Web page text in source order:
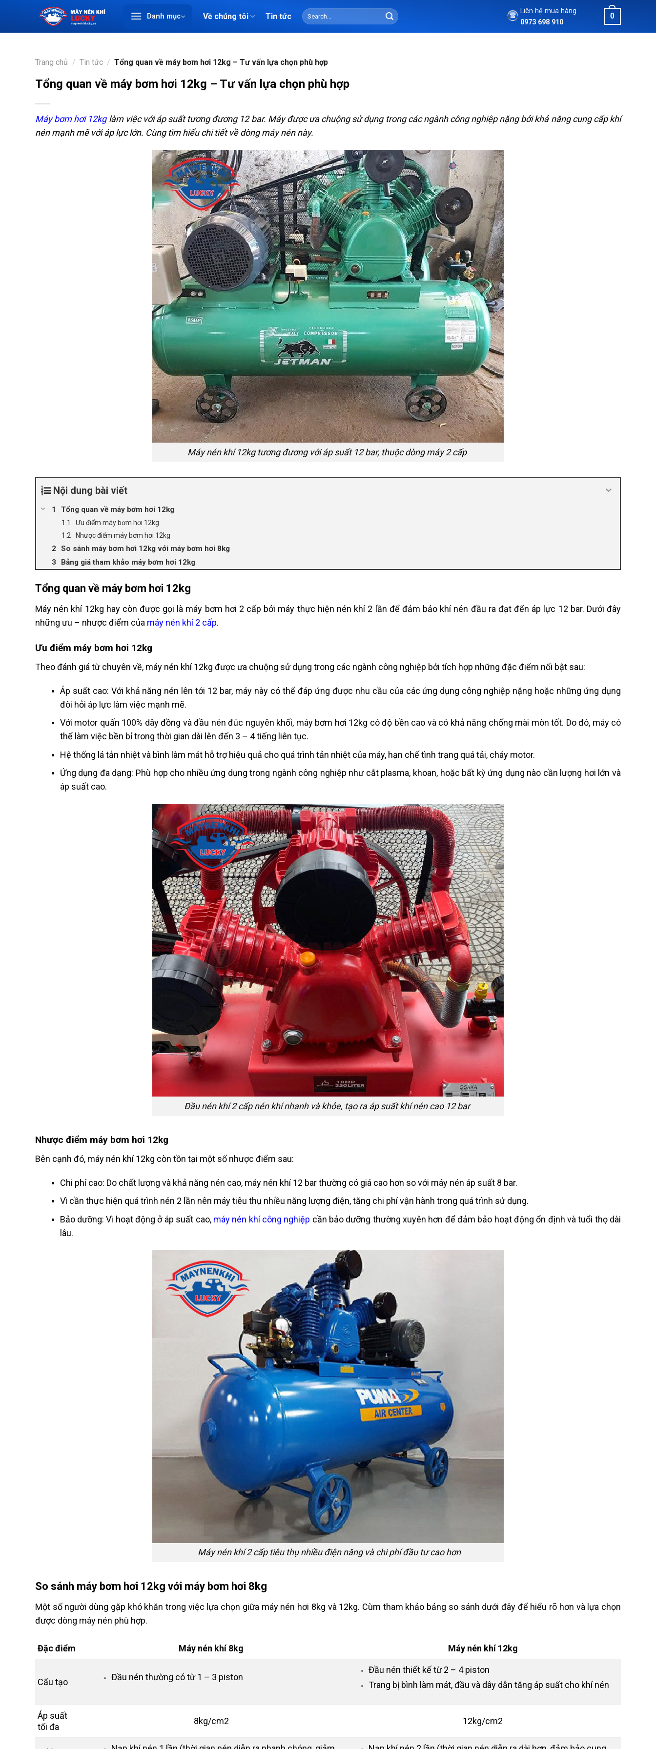
Danh mục Về chúng tôi Tin tức
Search
for:
Liên hệ mua hàng
0973 698 910
0
Trang chủ / Tin tức / Tổng quan về máy bơm hơi 12kg – Tư vấn lựa chọn phù hợp
Tổng quan về máy bơm hơi 12kg – Tư vấn lựa chọn phù hợp
Máy bơm hơi 12kglàm việc với áp suất tương đương 12 bar. Máy được ưa chuộng sử dụng trong các ngành công nghiệp nặng bởi khả năng cung cấp khí
nén mạnh mẽ với áp lực lớn. Cùng tìm hiểu chi tiết về dòng máy nén này.
Máy nén khí 12kg tương đương với áp suất 12 bar, thuộc dòng máy 2 cấp
Nội dung bài viết
Tổng quan về máy bơm hơi 12kg
Ưu điểm máy bơm hơi 12kg
Nhược điểm máy bơm hơi 12kg
So sánh máy bơm hơi 12kg với máy bơm hơi 8kg
Bảng giá tham khảo máy bơm hơi 12kg
Tổng quan về máy bơm hơi 12kg
Máy nén khí 12kg hay còn được gọi là máy bơm hơi 2 cấp bởi máy thực hiện nén khí 2 lần để đảm bảo khí nén đầu ra đạt đến áp lực 12 bar. Dưới đây
những ưu – nhược điểm của máy nén khí 2 cấp.
Ưu điểm máy bơm hơi 12kg
Theo đánh giá từ chuyên về, máy nén khí 12kg được ưa chuộng sử dụng trong các ngành công nghiệp bởi tích hợp những đặc điểm nổi bật sau:
Áp suất cao: Với khả năng nén lên tới 12 bar, máy này có thể đáp ứng được nhu cầu của các ứng dụng công nghiệp nặng hoặc những ứng dụng
đòi hỏi áp lực làm việc mạnh mẽ.
Với motor quấn 100% dây đồng và đầu nén đúc nguyên khối, máy bơm hơi 12kg có độ bền cao và có khả năng chống mài mòn tốt. Do đó, máy có
thể làm việc bền bỉ trong thời gian dài lên đến 3 – 4 tiếng liên tục.
Hệ thống lá tản nhiệt và bình làm mát hỗ trợ hiệu quả cho quá trình tản nhiệt của máy, hạn chế tình trạng quá tải, cháy motor.
Ứng dụng đa dạng: Phù hợp cho nhiều ứng dụng trong ngành công nghiệp như cắt plasma, khoan, hoặc bất kỳ ứng dụng nào cần lượng hơi lớn và
áp suất cao.
Đầu nén khí 2 cấp nén khí nhanh và khỏe, tạo ra áp suất khí nén cao 12 bar
Nhược điểm máy bơm hơi 12kg
Bên cạnh đó, máy nén khí 12kg còn tồn tại một số nhược điểm sau:
Chi phí cao: Do chất lượng và khả năng nén cao, máy nén khí 12 bar thường có giá cao hơn so với máy nén áp suất 8 bar.
Vì cần thực hiện quá trình nén 2 lần nên máy tiêu thụ nhiều năng lượng điện, tăng chi phí vận hành trong quá trình sử dụng.
Bảo dưỡng: Vì hoạt động ở áp suất cao, máy nén khí công nghiệp cần bảo dưỡng thường xuyên hơn để đảm bảo hoạt động ổn định và tuổi thọ dài
lâu.
Máy nén khí 2 cấp tiêu thụ nhiều điện năng và chi phí đầu tư cao hơn
So sánh máy bơm hơi 12kg với máy bơm hơi 8kg
Một số người dùng gặp khó khăn trong việc lựa chọn giữa máy nén hơi 8kg và 12kg. Cùm tham khảo bảng so sánh dưới đây để hiểu rõ hơn và lựa chọn
được dòng máy nén phù hợp.
Đặc điểm Máy nén khí 8kg Máy nén khí 12kg
Cấu tạo Đầu nén thường có từ 1 – 3 piston
Đầu nén thiết kế từ 2 – 4 piston
Trang bị bình làm mát, đầu và dây dẫn tăng áp suất cho khí nén
Áp suất
tối đa
8kg/cm2 12kg/cm2